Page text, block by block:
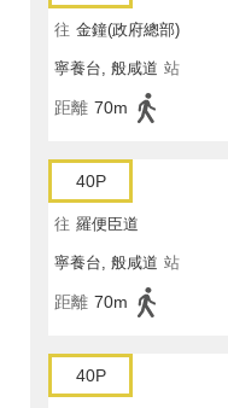
往 金鐘(政府總部)
寧養台, 般咸道 站
距離 70m
40P
往 羅便臣道
寧養台, 般咸道 站
距離 70m
40P